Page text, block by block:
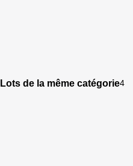
Lots de la même catégorie4